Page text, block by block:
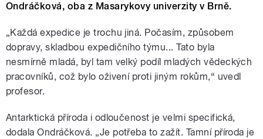
Ondráčková, oba z Masarykovy univerzity v Brně.
„Každá expedice je trochu jiná. Počasím, způsobem
dopravy, skladbou expedičního týmu... Tato byla
nesmírně mladá, byl tam velký podíl mladých vědeckých
pracovníků, což bylo oživení proti jiným rokům,“ uvedl
profesor.
Antarktická příroda i odloučenost je velmi specifická,
dodala Ondráčková. „Je potřeba to zažít. Tamní příroda je